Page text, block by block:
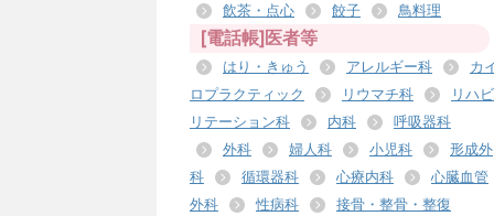
飲茶・点心
餃子 鳥料理
[電話帳]医者等
はり・きゅう アレルギー科
カ
ロプラクティック
リウマチ科
リハビ
リテーション科
内科
呼吸器科
外科
婦人科 小児科
形成外
科
循環器科 心療内科
心臓血管
外科
性病科
接骨・整骨・整復